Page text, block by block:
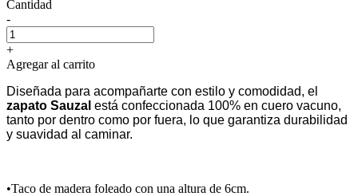
Cantidad
-
+
Agregar al carrito
Diseñada para acompañarte con estilo y comodidad, el
zapato Sauzal está confeccionada 100% en cuero vacuno,
tanto por dentro como por fuera, lo que garantiza durabilidad
y suavidad al caminar.
•Taco de madera foleado con una altura de 6cm.